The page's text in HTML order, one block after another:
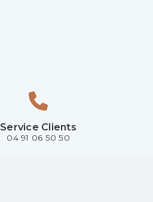
Service Clients
04 91 06 50 50